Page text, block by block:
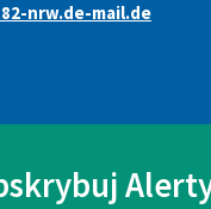
nrw.de-mail.de